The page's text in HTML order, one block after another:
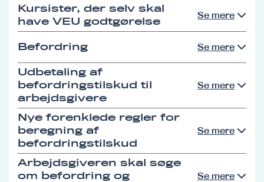
Kursister, der selv skal
have VEU godtgørelse
Se mere
Befordring Se mere
Udbetaling af
befordringstilskud til
arbejdsgivere
Se mere
Nye forenklede regler for
beregning af
befordringstilskud
Se mere
Arbejdsgiveren skal søge
om befordring og
Se mere